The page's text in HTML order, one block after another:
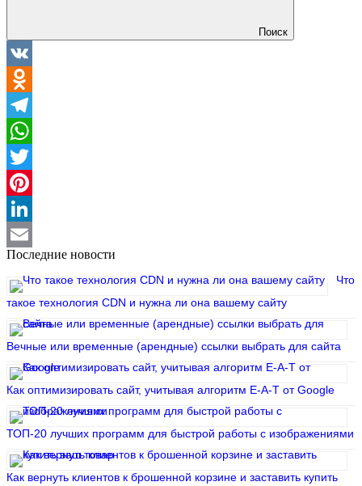
Поиск
VK
Odnoklassniki
Telegram
WhatsApp
Twitter
Pinterest
LinkedIn
Email
Последние новости
Что
такое технология CDN и нужна ли она вашему сайту
Вечные или временные (арендные) ссылки выбрать для сайта
Как оптимизировать сайт, учитывая алгоритм E-A-T от Google
ТОП-20 лучших программ для быстрой работы с изображениями
Как вернуть клиентов к брошенной корзине и заставить купить